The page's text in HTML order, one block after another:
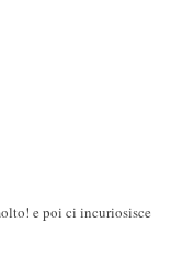
e poi ci incuriosisce